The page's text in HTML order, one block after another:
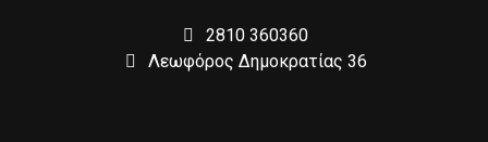
2810 360360
Λεωφόρος Δημοκρατίας 36